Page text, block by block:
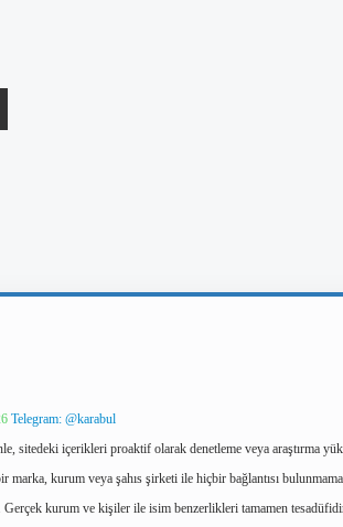
Telegram: @karabul
sitedeki içerikleri proaktif olarak denetleme veya araştırma
kurum veya şahıs şirketi ile hiçbir bağlantısı
Gerçek kurum ve kişiler ile isim benzerlikleri tamamen